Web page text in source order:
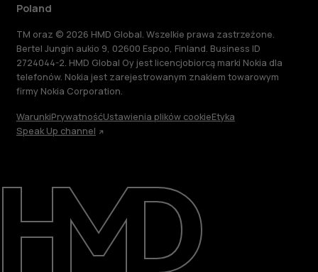
Naprawa i recykling
Zrównoważony rozwój
Wsparcie
Poland
TM oraz © 2026 HMD Global. Wszelkie prawa zastrzeżone.
Bertel Jungin aukio 9, 02600 Espoo, Finland. Business ID
2724044-2. HMD Global Oy jest licencjobiorcą marki Nokia dla
telefonów. Nokia jest zarejestrowanym znakiem towarowym
firmy Nokia Corporation.
WarunkiPrywatnośćUstawienia plików cookieEtyka
Speak Up channel